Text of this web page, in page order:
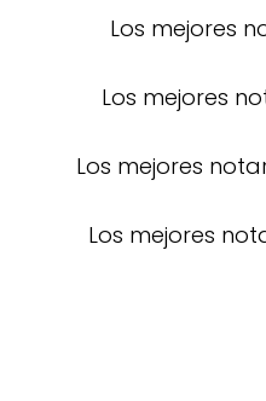
Los mejores
Los mejores
Los mejores
Los mejores